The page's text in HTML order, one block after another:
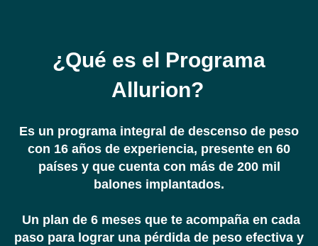
¿Qué es el Programa
Allurion?
Es un programa integral de descenso de peso
con 16 años de experiencia, presente en 60
países y que cuenta con más de 200 mil
balones implantados.
Un plan de 6 meses que te acompaña en cada
paso para lograr una pérdida de peso efectiva y